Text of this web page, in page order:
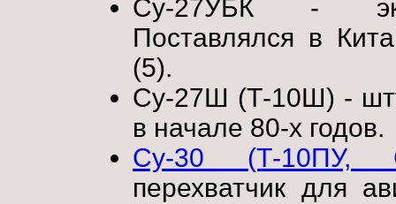
Су-27УБК -
Поставлялся в
(5).
Су-27Ш (Т-10Ш) -
в начале 80-х годов.
Су-30 (Т-10ПУ,
перехватчик для